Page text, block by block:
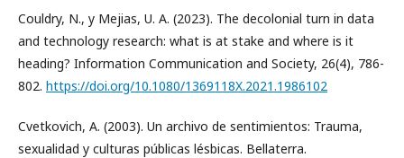
Couldry, N., y Mejias, U. A. (2023). The decolonial turn in data
and technology research: what is at stake and where is it
heading? Information Communication and Society, 26(4), 786-
802. https://doi.org/10.1080/1369118X.2021.1986102
Cvetkovich, A. (2003). Un archivo de sentimientos: Trauma,
sexualidad y culturas públicas lésbicas. Bellaterra.